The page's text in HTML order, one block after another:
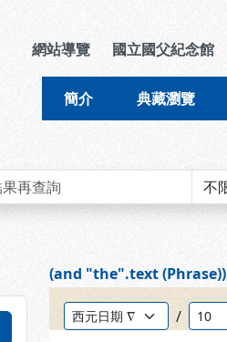
網站導覽 國立國父紀念館
簡介 典藏瀏覽
(and "the".text (Phrase))
排序方式： / 筆數：